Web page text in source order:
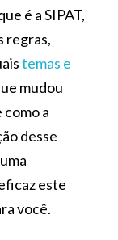
é a SIPAT,
regras,
temas e
mudou
como a
desse
este
você.